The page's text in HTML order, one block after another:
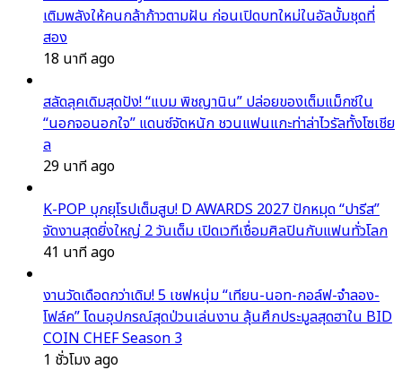
เติมพลังให้คนกล้าก้าวตามฝัน ก่อนเปิดบทใหม่ในอัลบั้มชุดที่
สอง
18 นาที ago
สลัดลุคเดิมสุดปัง! “แบม พิชญานิน” ปล่อยของเต็มแม็กซ์ใน
“นอกจอนอกใจ” แดนซ์จัดหนัก ชวนแฟนแกะท่าล่าไวรัลทั้งโซเชีย
ล
29 นาที ago
K-POP บุกยุโรปเต็มสูบ! D AWARDS 2027 ปักหมุด “ปารีส”
จัดงานสุดยิ่งใหญ่ 2 วันเต็ม เปิดเวทีเชื่อมศิลปินกับแฟนทั่วโลก
41 นาที ago
งานวัดเดือดกว่าเดิม! 5 เชฟหนุ่ม “เทียน-นอท-กอล์ฟ-จำลอง-
โฟล์ค” โดนอุปกรณ์สุดป่วนเล่นงาน ลุ้นศึกประมูลสุดฮาใน BID
COIN CHEF Season 3
1 ชั่วโมง ago